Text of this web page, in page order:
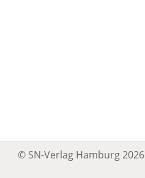
© SN-Verlag Hamburg 2026